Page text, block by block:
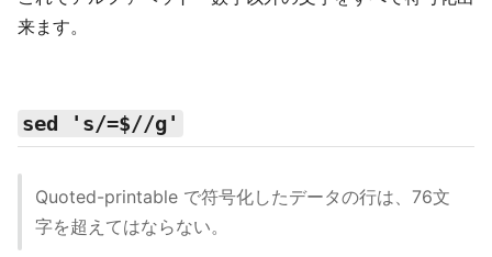
来ます。
sed 's/=$//g'
Quoted-printable で符号化したデータの行は、76文
字を超えてはならない。